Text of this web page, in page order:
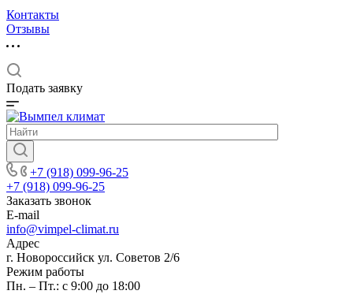
Контакты
Отзывы
Подать заявку
+7 (918) 099-96-25
+7 (918) 099-96-25
Заказать звонок
E-mail
info@vimpel-climat.ru
Адрес
г. Новороссийск ул. Советов 2/6
Режим работы
Пн. – Пт.: с 9:00 до 18:00